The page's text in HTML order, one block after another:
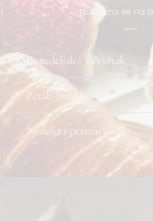
Nalazimo se na
Ponedeljak - Četvrtak
Petak-Subota
Nedelja i praznici